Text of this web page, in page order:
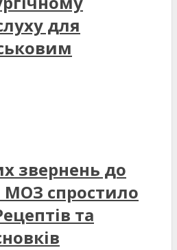
для
звернень до
МОЗ спростило
та